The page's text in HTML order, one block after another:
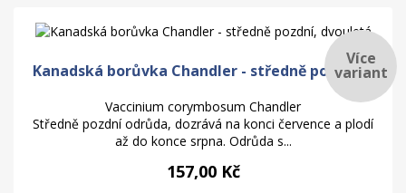
Kanadská borůvka Chandler - středně pozdní,...
Vaccinium corymbosum Chandler
Středně pozdní odrůda, dozrává na konci července a plodí
až do konce srpna. Odrůda s...
157,00 Kč
Více
variant